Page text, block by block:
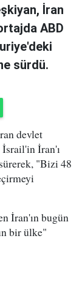
İran
ABD
sürdü.
devlet
İran'ı
"Bizi 48
İran'ın bugün
bir ülke"